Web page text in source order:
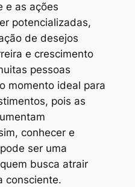
e as ações
potencializadas,
de desejos
e crescimento
pessoas
momento ideal para
pois as
conhecer e
ser uma
busca atrair
consciente.